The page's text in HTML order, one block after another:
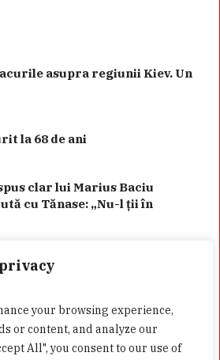
your browsing experience,
or content, and analyze our
All", you consent to our use of
asupra regiunii Kiev. Un
la 68 de ani
clar lui Marius Baciu
cu Tănase: „Nu-l ții în